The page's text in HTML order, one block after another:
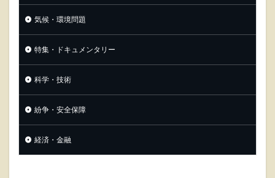
気候・環境問題
特集・ドキュメンタリー
科学・技術
紛争・安全保障
経済・金融